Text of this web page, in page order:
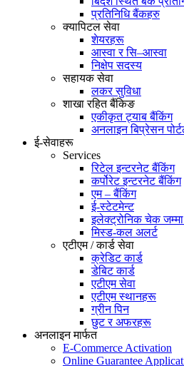
प्रतिनिधि बैंकहरु
क्यापिटल सेवा
शेयरहरू
आस्वा र सि–आस्वा
निक्षेप सदस्य
सहायक सेवा
लकर सुविधा
शाखा रहित बैंकिङ
एकीकृत ट्याब बैंकिंग
अनलाइन बिप्रेसन
ई-सेवाहरू
Services
रिटेल इन्टरनेट बैंकिंग
कर्पोरेट इन्टरनेट बैंकिंग
एम – बैंकिंग
ई-स्टेटमेन्ट
इलेक्ट्रोनिक चेक
मिस्ड-कल अलर्ट
एटीएम / कार्ड सेवा
क्रेडिट कार्ड
डेबिट कार्ड
एटीएम सेवा
एटीएम स्थानहरू
ग्रीन पिन
छुट र अफरहरू
अनलाइन मार्फत
E-Commerce Activation
Online Guarantee